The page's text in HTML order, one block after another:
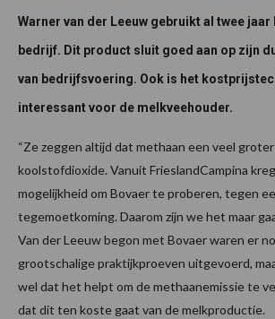
Warner van der Leeuw gebruikt al twee jaar
bedrijf. Dit product sluit goed aan op zijn
van bedrijfsvoering. Ook is het
interessant voor de melkveehouder.
“Ze zeggen altijd dat methaan een veel
koolstofdioxide. Vanuit FrieslandCampina
mogelijkheid om Bovaer te proberen, tegen
tegemoetkoming. Daarom zijn we het maar
Van der Leeuw begon met Bovaer waren er
grootschalige praktijkproeven uitgevoerd,
wel dat het helpt om de methaanemissie te
dat dit ten koste gaat van de melkproductie.